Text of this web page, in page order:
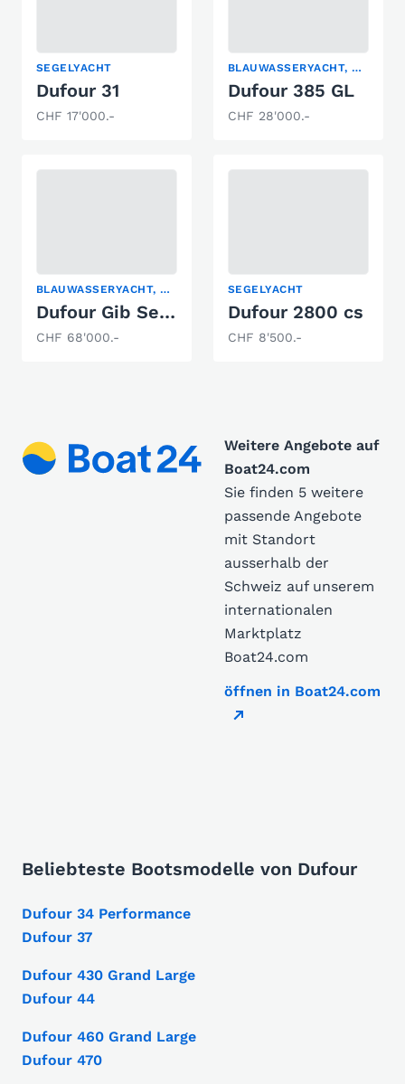
SEGELYACHT
Dufour 31
CHF 17'000.-
BLAUWASSERYACHT, KLASSISCHE SEGELYACHT, SEGELYACHT
Dufour 385 GL
CHF 28'000.-
BLAUWASSERYACHT, SEGELYACHT
Dufour Gib Sea 37
CHF 68'000.-
SEGELYACHT
Dufour 2800 cs
CHF 8'500.-
Weitere Angebote auf
Boat24.com
Sie finden 5 weitere
passende Angebote
mit Standort
ausserhalb der
Schweiz auf unserem
internationalen
Marktplatz
Boat24.com
öffnen in Boat24.com
Beliebteste Bootsmodelle von Dufour
Dufour 34 Performance
Dufour 37
Dufour 430 Grand Large
Dufour 44
Dufour 460 Grand Large
Dufour 470